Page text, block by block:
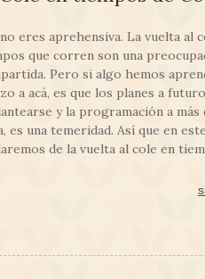
eres aprehensiva. La vuelta al
que corren son una
Pero si algo hemos
a acá, es que los planes a
y la programación a más
es una temeridad. Así que en
de la vuelta al cole en